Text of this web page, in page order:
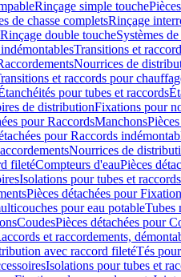
Rinçage simple touche
de chasse completsRinçage
double toucheSystèmes
Transitions et
Nourrices de
et raccords pour
pour tubes et raccords
de distributionFixations pour
pour RaccordsManchons
pour Raccords
Nourrices de
filetéCompteurs d'eauPièces
Isolations pour tubes et raccords
Pièces détachées pour
pour eau potableTubes
CoudesPièces détachées pour
et raccordements,
avec raccord filetéTés
Isolations pour tubes et